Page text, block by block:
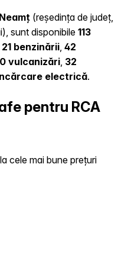
(reședința de județ,
sunt disponibile 113
21 benzinării, 42
vulcanizări, 32
electrică.
pentru RCA
cele mai bune prețuri